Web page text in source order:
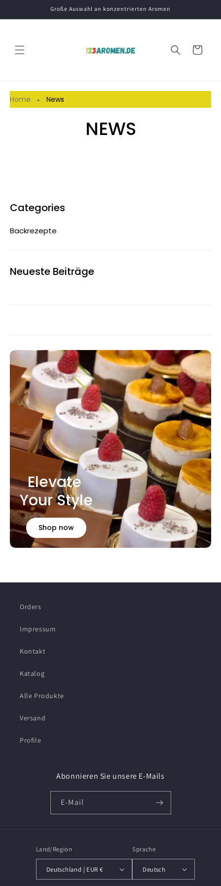
Inhalt
Große Auswahl an konzentrierten Aromen
Warenkorb
Home News
NEWS
Categories
Backrezepte
Neueste Beiträge
Elevate
Your Style
Shop now
Orders
Impressum
Kontakt
Katalog
Alle Produkte
Versand
Profile
Abonnieren Sie unsere E-Mails
E-Mail
Land/Region
Deutschland | EUR €
Sprache
Deutsch